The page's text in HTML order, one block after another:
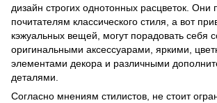
дизайн строгих однотонных расцветок. Они
почитателям классического стиля, а вот
кэжуальных вещей, могут порадовать себя
оригинальными аксессуарами, яркими,
элементами декора и различными
деталями.
Согласно мнениям стилистов, не стоит